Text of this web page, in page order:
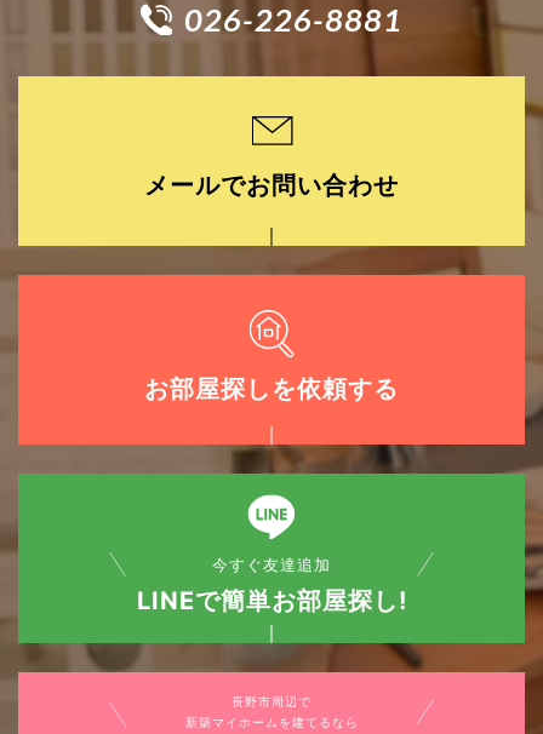
026-226-8881
メールでお問い合わせ
お部屋探しを依頼する
今すぐ友達追加
LINEで簡単お部屋探し!
長野市周辺で
新築マイホームを建てるなら